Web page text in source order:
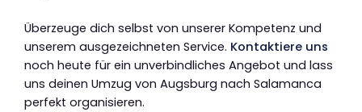
Überzeuge dich selbst von unserer Kompetenz und
unserem ausgezeichneten Service. Kontaktiere uns
noch heute für ein unverbindliches Angebot und lass
uns deinen Umzug von Augsburg nach Salamanca
perfekt organisieren.